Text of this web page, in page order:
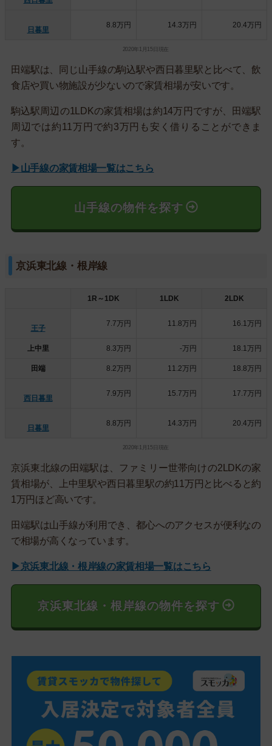
日暮里
8.8万円 14.3万円 20.4万円
2020年1月15日現在
田端駅は、同じ山手線の駒込駅や西日暮里駅と比べて、飲
食店や買い物施設が少ないので家賃相場が安いです。
駒込駅周辺の1LDKの家賃相場は約14万円ですが、田端駅
周辺では約11万円で約3万円も安く借りることができま
す。
▶山手線の家賃相場一覧はこちら
山手線の物件を探す
京浜東北線・根岸線
1R～1DK 1LDK 2LDK
王子
7.7万円 11.8万円 16.1万円
上中里 8.3万円 -万円 18.1万円
田端 8.2万円 11.2万円 18.8万円
西日暮里
7.9万円 15.7万円 17.7万円
日暮里
8.8万円 14.3万円 20.4万円
2020年1月15日現在
京浜東北線の田端駅は、ファミリー世帯向けの2LDKの家
賃相場が、上中里駅や西日暮里駅の約11万円と比べると約
1万円ほど高いです。
田端駅は山手線が利用でき、都心へのアクセスが便利なの
で相場が高くなっています。
▶京浜東北線・根岸線の家賃相場一覧はこちら
京浜東北線・根岸線の物件を探す